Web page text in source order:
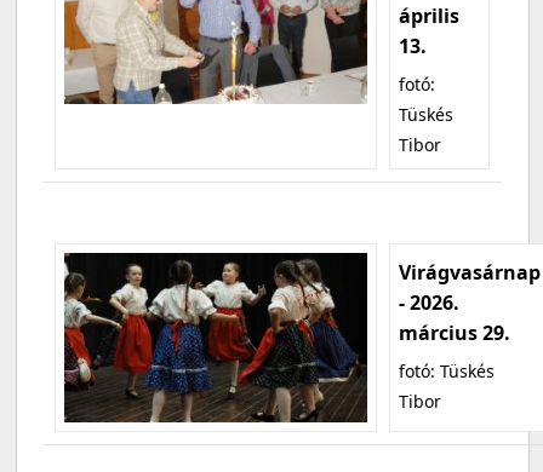
április
13.
fotó:
Tüskés
Tibor
Virágvasárnap
- 2026.
március 29.
fotó: Tüskés
Tibor